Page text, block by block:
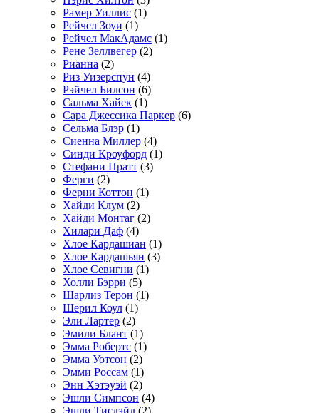
Рамер Уиллис (1)
Рейчел Зоуи (1)
Рейчел МакАдамс (1)
Рене Зеллвегер (2)
Рианна (2)
Риз Уизерспун (4)
Рэйчел Билсон (6)
Сальма Хайек (1)
Сара Джессика Паркер (6)
Сельма Блэр (1)
Сиенна Миллер (4)
Синди Кроуфорд (1)
Стефани Пратт (3)
Ферги (2)
Ферни Коттон (1)
Хайди Клум (2)
Хайди Монтаг (2)
Хилари Даф (4)
Хлое Кардашиан (1)
Хлое Кардашьян (3)
Хлое Севигни (1)
Холли Бэрри (5)
Шарлиз Терон (1)
Шерил Коул (1)
Эли Лартер (2)
Эмили Блант (1)
Эмма Робертс (1)
Эмма Уотсон (2)
Эмми Россам (1)
Энн Хэтэуэй (2)
Эшли Симпсон (4)
Эшли Тисдэйл (2)